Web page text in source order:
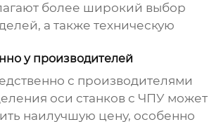
более широкий выбор
а также техническую
у производителей
с производителями
оси станков с ЧПУ может
наилучшую цену, особенно